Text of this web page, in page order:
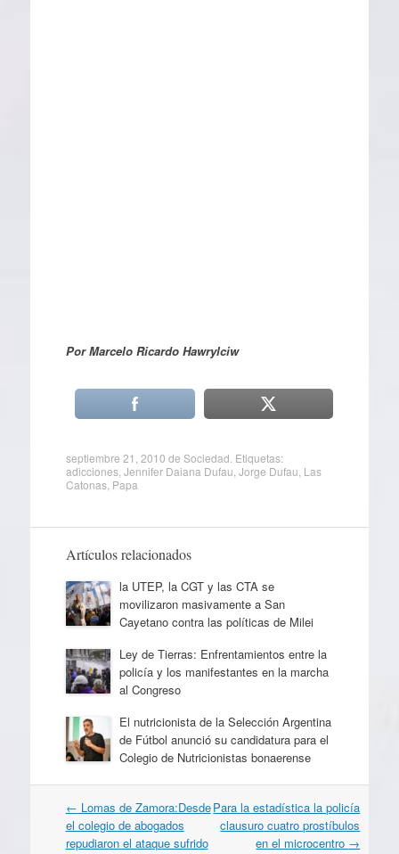
Por Marcelo Ricardo Hawrylciw
septiembre 21, 2010 de Sociedad . Etiquetas:
adicciones, Jennifer Daiana Dufau Jorge Dufau Las
Catonas, Papa
Artículos relacionados
la UTEP, la CGT y las CTA se
movilizaron masivamente a San
Cayetano contra las políticas de Milei
Ley de Tierras: Enfrentamientos entre la
policía y los manifestantes en la marcha
al Congreso
El nutricionista de la Selección Argentina
de Fútbol anunció su candidatura para el
Colegio de Nutricionistas bonaerense
Navegación
por
artículos
← Lomas de Zamora:Desde
el colegio de abogados
repudiaron el ataque sufrido
Para la estadística la policía
clausuro cuatro prostíbulos
en el microcentro →